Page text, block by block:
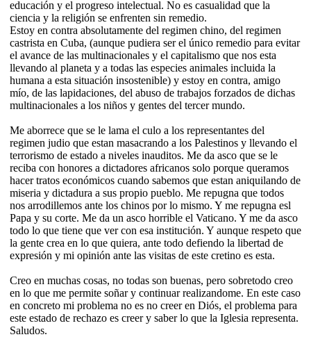
educación y el progreso intelectual. No es casualidad que la
ciencia y la religión se enfrenten sin remedio.
Estoy en contra absolutamente del regimen chino, del regimen
castrista en Cuba, (aunque pudiera ser el único remedio para evitar
el avance de las multinacionales y el capitalismo que nos esta
llevando al planeta y a todas las especies animales incluida la
humana a esta situación insostenible) y estoy en contra, amigo
mío, de las lapidaciones, del abuso de trabajos forzados de dichas
multinacionales a los niños y gentes del tercer mundo.
Me aborrece que se le lama el culo a los representantes del
regimen judio que estan masacrando a los Palestinos y llevando el
terrorismo de estado a niveles inauditos. Me da asco que se le
reciba con honores a dictadores africanos solo porque queramos
hacer tratos económicos cuando sabemos que estan aniquilando de
miseria y dictadura a sus propio pueblo. Me repugna que todos
nos arrodillemos ante los chinos por lo mismo. Y me repugna esl
Papa y su corte. Me da un asco horrible el Vaticano. Y me da asco
todo lo que tiene que ver con esa institución. Y aunque respeto que
la gente crea en lo que quiera, ante todo defiendo la libertad de
expresión y mi opinión ante las visitas de este cretino es esta.
Creo en muchas cosas, no todas son buenas, pero sobretodo creo
en lo que me permite soñar y continuar realizandome. En este caso
en concreto mi problema no es no creer en Diós, el problema para
este estado de rechazo es creer y saber lo que la Iglesia representa.
Saludos.